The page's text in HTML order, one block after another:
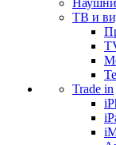
ТВ и
Trade in